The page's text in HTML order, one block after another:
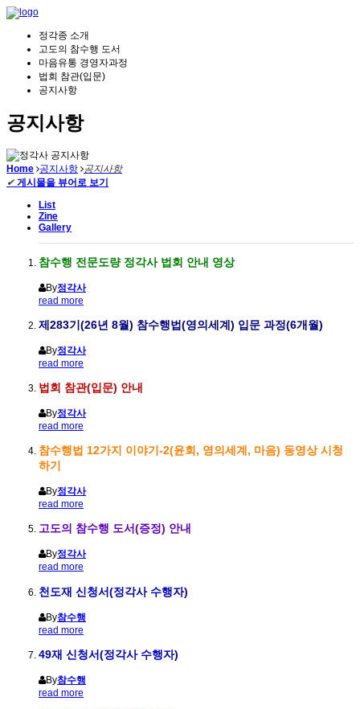
정각종 소개
고도의 참수행 도서
마음유통 경영자과정
법회 참관(입문)
공지사항
공지사항
Home 공지사항
공지사항
✔ 게시물을 뷰어로 보기
List
Zine
Gallery
참수행 전문도량 정각사 법회 안내 영상
By정각사
read more
제283기(26년 8월) 참수행법(영의세계) 입문 과정(6개월)
By정각사
read more
법회 참관(입문) 안내
By정각사
read more
참수행법 12가지 이야기-2(윤회, 영의세계, 마음) 동영상 시청
하기
By정각사
read more
고도의 참수행 도서(증정) 안내
By정각사
read more
천도재 신청서(정각사 수행자)
By참수행
read more
49재 신청서(정각사 수행자)
By참수행
read more